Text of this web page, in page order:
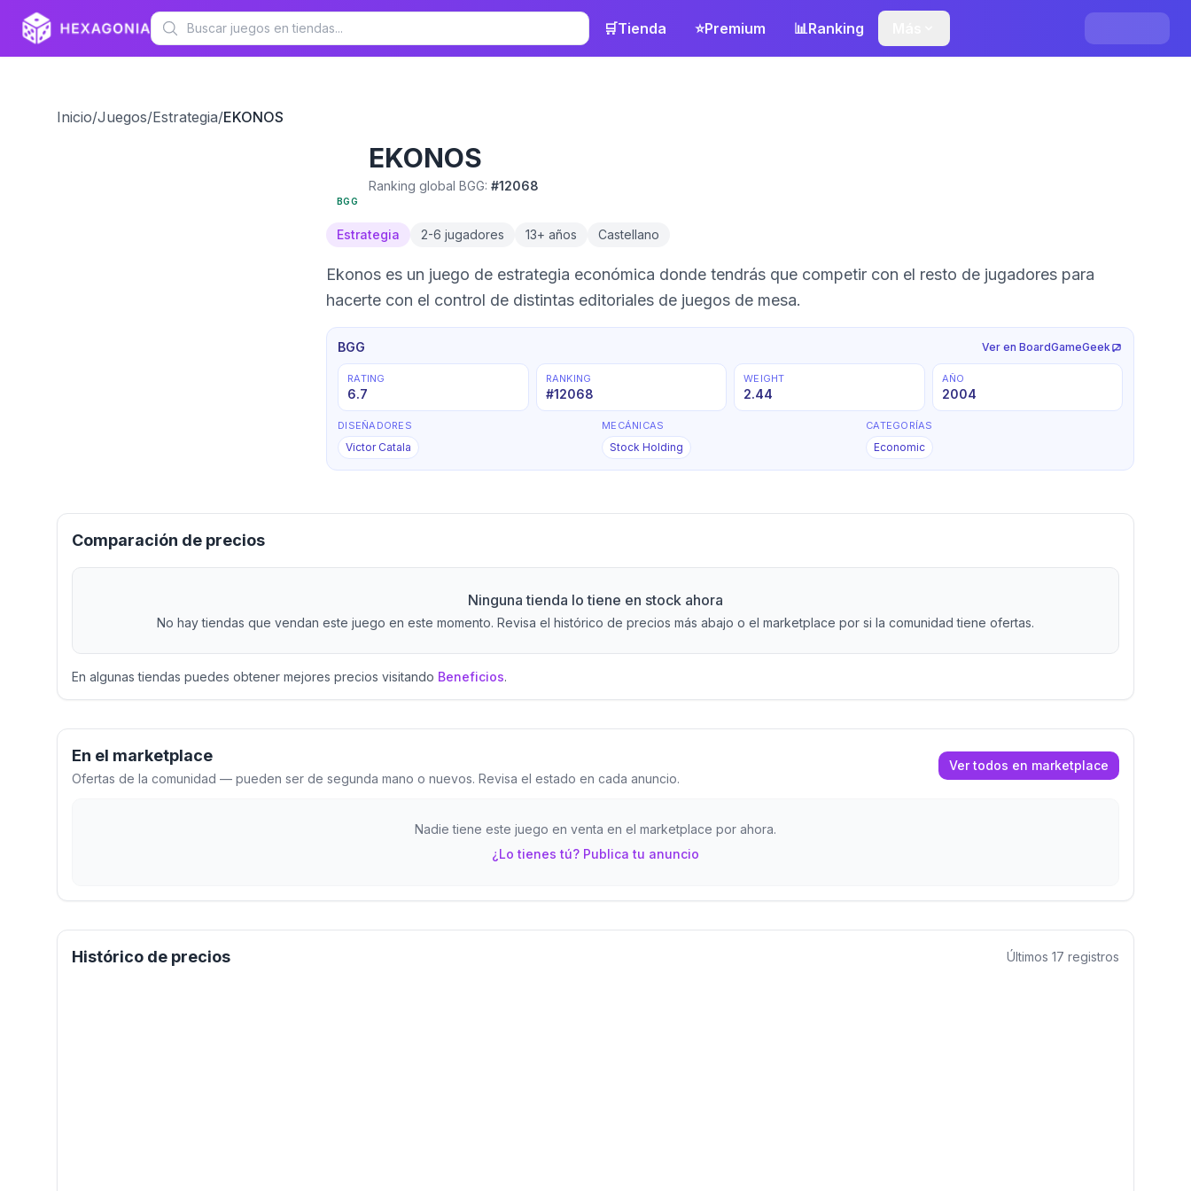
🛒Tienda ⭐Premium 📊Ranking
Inicio/Juegos/Estrategia/EKONOS
BGG
EKONOS
Ranking global BGG: #12068
Estrategia 2-6 jugadores 13+ años Castellano
Ekonos es un juego de estrategia económica donde tendrás que competir con el resto de jugadores para
hacerte con el control de distintas editoriales de juegos de mesa.
BGG Ver en BoardGameGeek
RATING
6.7
RANKING
#12068
WEIGHT
2.44
AÑO
2004
DISEÑADORES
Victor Catala
MECÁNICAS
Stock Holding
CATEGORÍAS
Economic
Comparación de precios
Ninguna tienda lo tiene en stock ahora
No hay tiendas que vendan este juego en este momento. Revisa el histórico de precios más abajo o el marketplace por si la comunidad tiene ofertas.
En algunas tiendas puedes obtener mejores precios visitando Beneficios.
En el marketplace
Ofertas de la comunidad — pueden ser de segunda mano o nuevos. Revisa el estado en cada anuncio.
Ver todos en marketplace
Nadie tiene este juego en venta en el marketplace por ahora.
¿Lo tienes tú? Publica tu anuncio
Histórico de precios Últimos 17 registros